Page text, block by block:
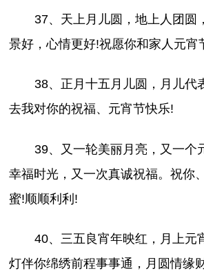
37、天上月儿圆，地上人团圆
景好，心情更好!祝愿你和家人元宵
38、正月十五月儿圆，月儿代
去我对你的祝福、元宵节快乐!
39、又一轮美丽月亮，又一个
幸福时光，又一次真诚祝福。祝你
蜜!顺顺利利!
40、三五良宵年映红，月上元
灯伴你绵绣前程事事通，月圆情缘